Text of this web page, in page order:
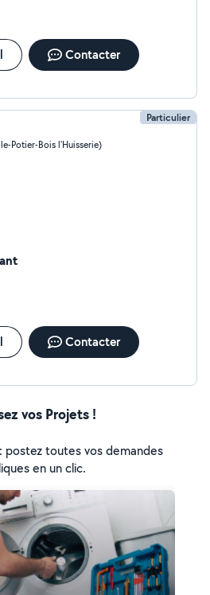
Contacter
Particulier
Potier-Bois l'Huisserie)
Contacter
vos Projets !
postez toutes vos demandes
en un clic.